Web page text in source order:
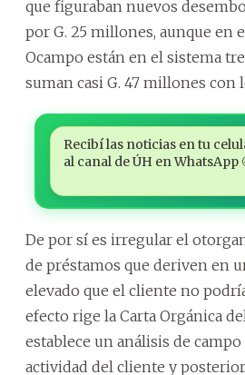
que figuraban nuevos
por G. 25 millones, aunque en
Ocampo están en el sistema
suman casi G. 47 millones con
Recibí las noticias en tu
al canal de ÚH en WhatsApp
De por sí es irregular el
de préstamos que deriven en
elevado que el cliente no
efecto rige la Carta Orgánica
establece un análisis de
actividad del cliente y